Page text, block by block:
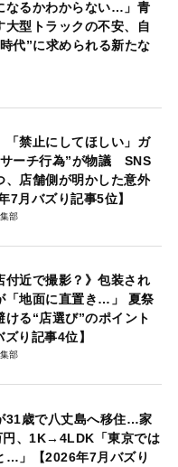
なるかわからない…」青
大型トラックの不安、自
代”に求められる新たな
「禁止にしてほしい」ガ
ーチ行為”が物議 SNS
、店舗側が明かした意外
7月バズり記事5位】
部
付近で撮影？》包装され
「地面に直置き…」 夏祭
ける“店選び”のポイント
ズり記事4位】
部
31歳で八丈島へ移住…家
、1K→4LDK「東京では
…」【2026年7月バズり